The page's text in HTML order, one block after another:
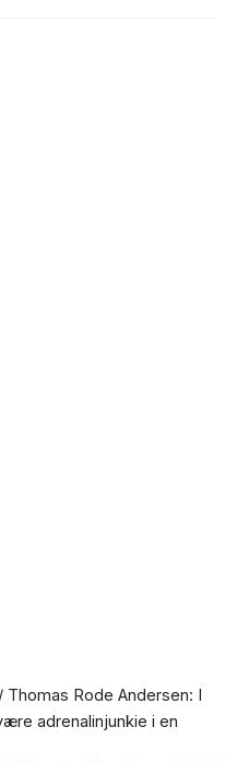
/ Thomas Rode Andersen: I
adrenalinjunkie i en